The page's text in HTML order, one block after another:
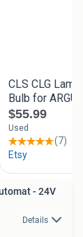
- 24V
Details